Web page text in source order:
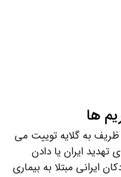
ها
ظریف به گلایه توییت می
تهدید ایران یا دادن
ایرانی مبتلا به بیماری